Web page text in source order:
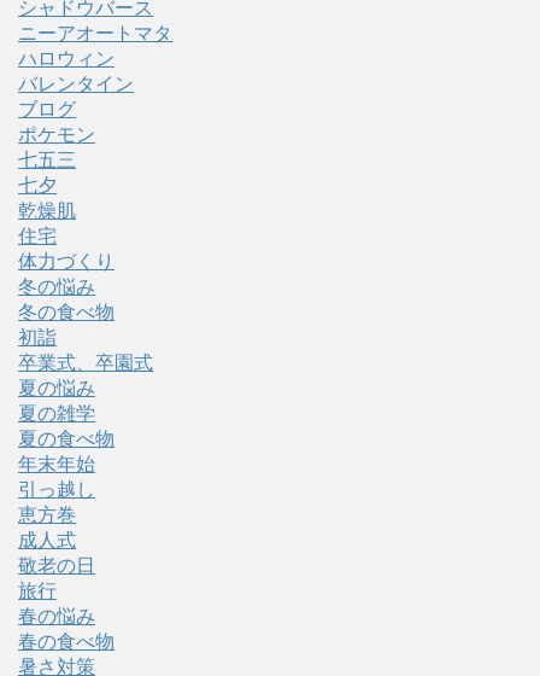
シャドウバース
ニーアオートマタ
ハロウィン
バレンタイン
ブログ
ポケモン
七五三
七夕
乾燥肌
住宅
体力づくり
冬の悩み
冬の食べ物
初詣
卒業式、卒園式
夏の悩み
夏の雑学
夏の食べ物
年末年始
引っ越し
恵方巻
成人式
敬老の日
旅行
春の悩み
春の食べ物
暑さ対策